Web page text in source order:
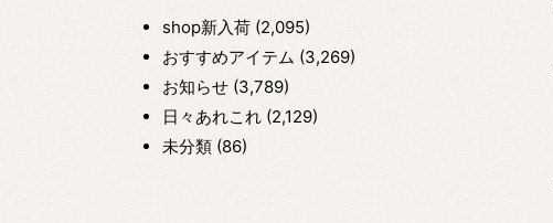
shop新入荷 (2,095)
おすすめアイテム (3,269)
お知らせ (3,789)
日々あれこれ (2,129)
未分類 (86)